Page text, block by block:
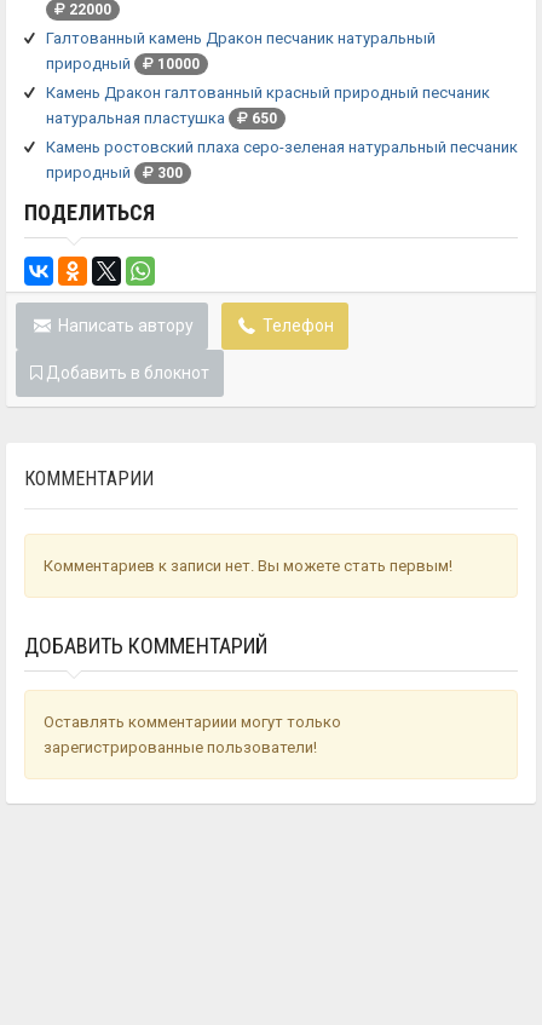
22000
Галтованный камень Дракон песчаник натуральный
природный
10000
Камень Дракон галтованный красный природный песчаник
натуральная пластушка
650
Камень ростовский плаха серо-зеленая натуральный песчаник
природный
300
ПОДЕЛИТЬСЯ
Написать автору Телефон
Добавить в блокнот
КОММЕНТАРИИ
Комментариев к записи нет. Вы можете стать первым!
ДОБАВИТЬ КОММЕНТАРИЙ
Оставлять комментариии могут только
зарегистрированные пользователи!